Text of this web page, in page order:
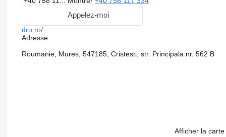
Appelez-moi
dru.ro/
Adresse
Roumanie, Mures, 547185, Cristesti, str. Principala nr. 562 B
Afficher la carte